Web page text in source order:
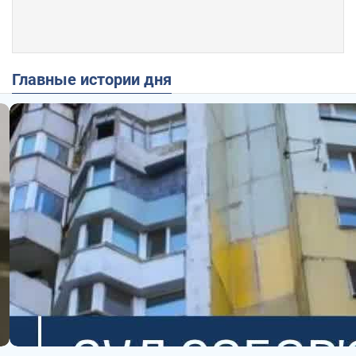
Главные истории дня